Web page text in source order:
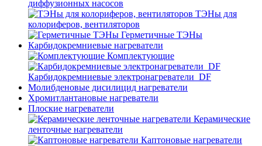
диффузионных насосов
ТЭНы для
колориферов, вентиляторов
Герметичные ТЭНы
Карбидокремниевые нагреватели
Комплектующие
Карбидокремниевые электронагреватели_DF
Молибденовые дисилицид нагреватели
Хромитлантановые нагреватели
Плоские нагреватели
Керамические
ленточные нагреватели
Каптоновые нагреватели